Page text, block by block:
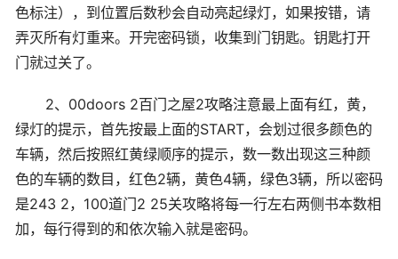
色标注），到位置后数秒会自动亮起绿灯，如果按错，请
弄灭所有灯重来。开完密码锁，收集到门钥匙。钥匙打开
门就过关了。
2、00doors 2百门之屋2攻略注意最上面有红，黄，
绿灯的提示，首先按最上面的START，会划过很多颜色的
车辆，然后按照红黄绿顺序的提示，数一数出现这三种颜
色的车辆的数目，红色2辆，黄色4辆，绿色3辆，所以密码
是243 2，100道门2 25关攻略将每一行左右两侧书本数相
加，每行得到的和依次输入就是密码。